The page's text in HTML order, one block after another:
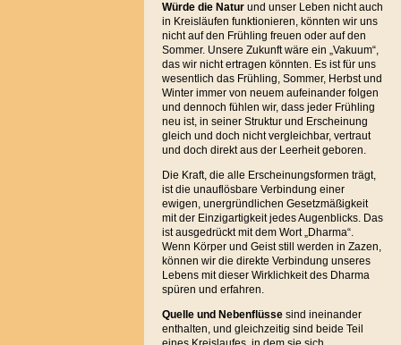
Würde die Naturund unser Leben nicht auch
in Kreisläufen funktionieren, könnten wir uns
nicht auf den Frühling freuen oder auf den
Sommer. Unsere Zukunft wäre ein „Vakuum“,
das wir nicht ertragen könnten. Es ist für uns
wesentlich das Frühling, Sommer, Herbst und
Winter immer von neuem aufeinander folgen
und dennoch fühlen wir, dass jeder Frühling
neu ist, in seiner Struktur und Erscheinung
gleich und doch nicht vergleichbar, vertraut
und doch direkt aus der Leerheit geboren.
Die Kraft, die alle Erscheinungsformen trägt,
ist die unauflösbare Verbindung einer
ewigen, unergründlichen Gesetzmäßigkeit
mit der Einzigartigkeit jedes Augenblicks. Das
ist ausgedrückt mit dem Wort „Dharma“.
Wenn Körper und Geist still werden in Zazen,
können wir die direkte Verbindung unseres
Lebens mit dieser Wirklichkeit des Dharma
spüren und erfahren.
Quelle und Nebenflüssesind ineinander
enthalten, und gleichzeitig sind beide Teil